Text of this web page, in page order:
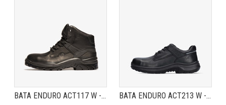
BATA ENDURO ACT117 W - VEILIGHEIDSSCHOEN S2 BATA ENDURO ACT213 W - VEILIGHEIDSSCHOEN S2